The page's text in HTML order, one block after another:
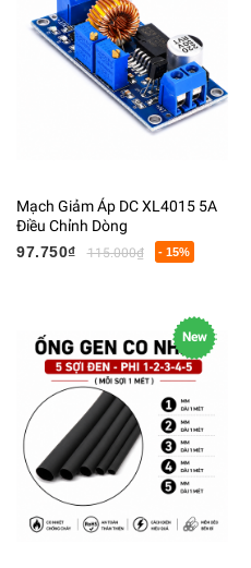
Mạch Giảm Áp DC XL4015 5A
Điều Chỉnh Dòng
97.750₫
115.000₫ - 15%
New